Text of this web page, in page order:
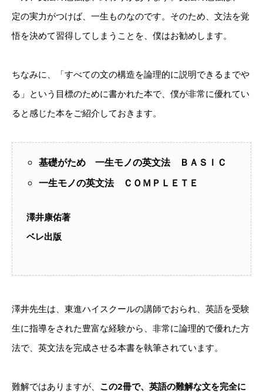
定の実力がつけば、一生ものなのです。そのため、文法を覚
悟を決めて習得してしまうことを、僕はお勧めします。
ちなみに、「すべての文の構造を論理的に説明できるまでや
る」という目標のために書かれた本で、僕が非常に優れてい
ると感じた本をご紹介しておきます。
基礎がため 一生モノの英文法 ＢＡＳＩＣ
一生モノの英文法 ＣＯＭＰＬＥＴＥ
澤井康佑著
ベレ出版
澤井先生は、東進ハイスクールの講師でおられ、英語を受験
生に指導をされた豊富な経験から、非常に論理的で優れた方
法で、英文法を完成させる本書を執筆されています。
難解ではありますが、 この2冊で、英語の難解な文を完全に